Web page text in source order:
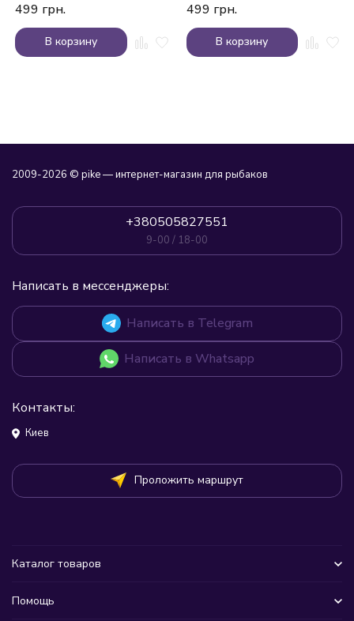
499 грн.
В корзину
499 грн.
В корзину
2009-2026 © pike — интернет-магазин для рыбаков
+380505827551
9-00 / 18-00
Написать в мессенджеры:
Написать в Telegram
Написать в Whatsapp
Контакты:
Киев
Проложить маршрут
Каталог товаров
Помощь